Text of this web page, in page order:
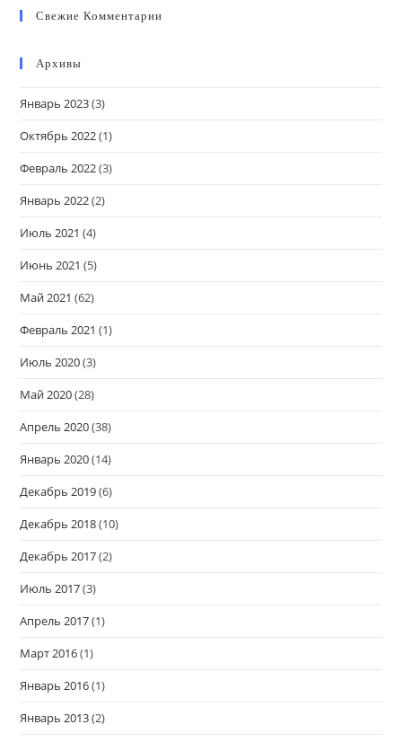
Свежие Комментарии
Архивы
Январь 2023(3)
Октябрь 2022(1)
Февраль 2022(3)
Январь 2022(2)
Июль 2021 (4)
Июнь 2021 (5)
Май 2021 (62)
Февраль 2021 (1)
Июль 2020(3)
Май 2020(28)
Апрель 2020(38)
Январь 2020(14)
Декабрь 2019(6)
Декабрь 2018(10)
Декабрь 2017(2)
Июль 2017(3)
Апрель 2017(1)
Март 2016(1)
Январь 2016(1)
Январь 2013(2)